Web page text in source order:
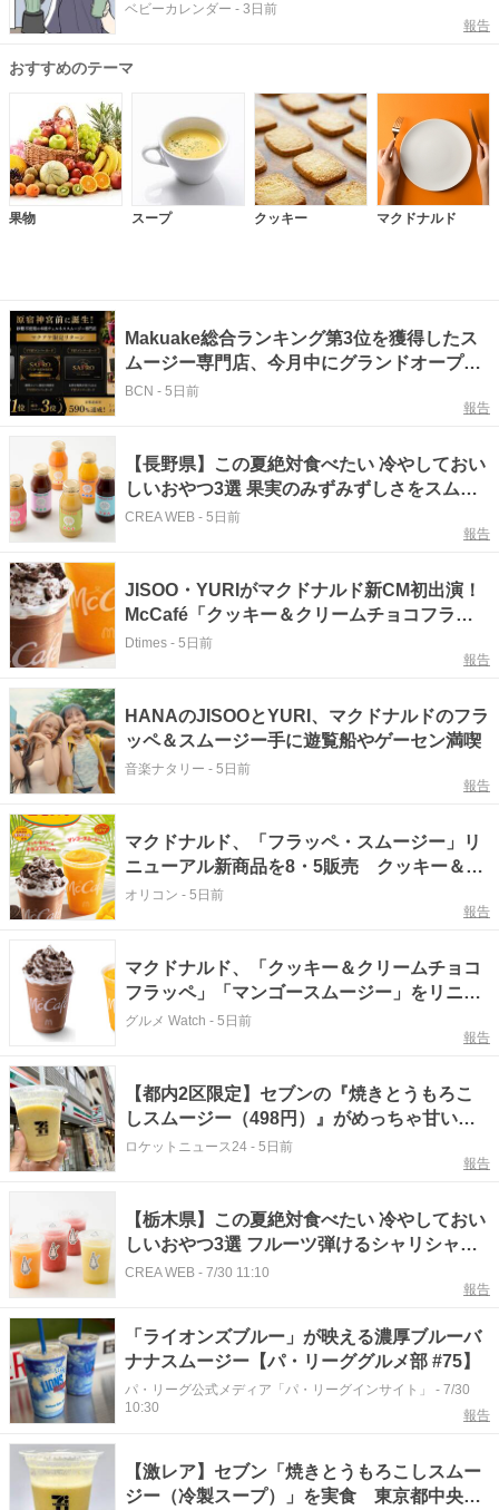
ベビーカレンダー - 3日前
報告
おすすめのテーマ
果物 スープ クッキー マクドナルド
Makuake総合ランキング第3位を獲得したス
ムージー専門店、今月中にグランドオープン
予定
BCN - 5日前
報告
【長野県】この夏絶対食べたい 冷やしておい
しいおやつ3選 果実のみずみずしさをスムー
ジーで
CREA WEB - 5日前
報告
JISOO・YURIがマクドナルド新CM初出演！
McCafé「クッキー＆クリームチョコフラッ
ペ」「マンゴースムージー」
Dtimes - 5日前
報告
HANAのJISOOとYURI、マクドナルドのフラ
ッペ＆スムージー手に遊覧船やゲーセン満喫
音楽ナタリー - 5日前
報告
マクドナルド、「フラッペ・スムージー」リ
ニューアル新商品を8・5販売 クッキー＆チ
ョコ・マンゴーの2種
オリコン - 5日前
報告
マクドナルド、「クッキー＆クリームチョコ
フラッペ」「マンゴースムージー」をリニュ
ーアル！コクや果実感をアップ
グルメ Watch - 5日前
報告
【都内2区限定】セブンの『焼きとうもろこ
しスムージー（498円）』がめっちゃ甘い！
新感覚すぎる「おかず系」を飲んでみた結果
ロケットニュース24 - 5日前
報告
【栃木県】この夏絶対食べたい 冷やしておい
しいおやつ3選 フルーツ弾けるシャリシャリ
スムージー
CREA WEB - 7/30 11:10
報告
「ライオンズブルー」が映える濃厚ブルーバ
ナナスムージー【パ・リーググルメ部 #75】
パ・リーグ公式メディア「パ・リーグインサイト」 - 7/30
10:30
報告
【激レア】セブン「焼きとうもろこしスムー
ジー（冷製スープ）」を実食 東京都中央